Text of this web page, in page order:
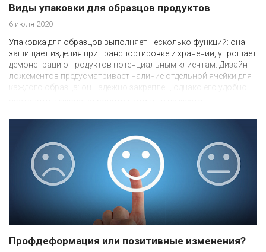
Виды упаковки для образцов продуктов
6 июля 2020
Упаковка для образцов выполняет несколько функций: она
защищает изделия при транспортировке и хранении, упрощает
демонстрацию продуктов потенциальным клиентам. Дизайн
ложементов предусматривает наличие отдельной ячейки для
каждого образца: он надежно закреплен, однако его удобно
Профдеформация или позитивные изменения?